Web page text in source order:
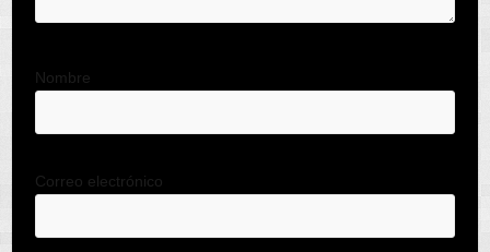
Nombre
Correo electrónico